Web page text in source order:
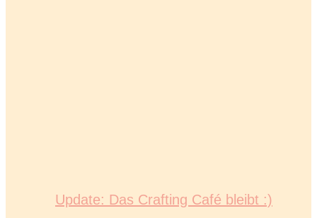
Update: Das Crafting Café bleibt :)